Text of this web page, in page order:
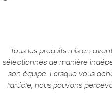
Tous les produits mis en
sélectionnés de manière
son équipe. Lorsque vous
l’article, nous pouvons